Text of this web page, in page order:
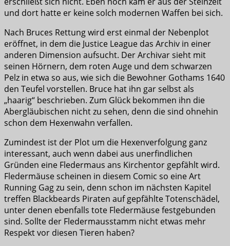
und dort hatte er keine solch modernen Waffen bei sich.
Nach Bruces Rettung wird erst einmal der Nebenplot
eröffnet, in dem die Justice League das Archiv in einer
anderen Dimension aufsucht. Der Archivar sieht mit
seinen Hörnern, dem roten Auge und dem schwarzen
Pelz in etwa so aus, wie sich die Bewohner Gothams 1640
den Teufel vorstellen. Bruce hat ihn gar selbst als
„haarig“ beschrieben. Zum Glück bekommen ihn die
Abergläubischen nicht zu sehen, denn die sind ohnehin
schon dem Hexenwahn verfallen.
Zumindest ist der Plot um die Hexenverfolgung ganz
interessant, auch wenn dabei aus unerfindlichen
Gründen eine Fledermaus ans Kirchentor gepfählt wird.
Fledermäuse scheinen in diesem Comic so eine Art
Running Gag zu sein, denn schon im nächsten Kapitel
treffen Blackbeards Piraten auf gepfählte Totenschädel,
unter denen ebenfalls tote Fledermäuse festgebunden
sind. Sollte der Fledermausstamm nicht etwas mehr
Respekt vor diesen Tieren haben?